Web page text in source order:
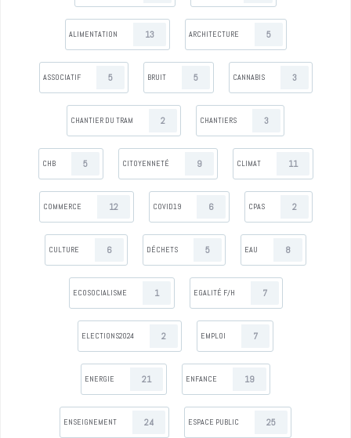
ALIMENTATION 13 ARCHITECTURE 5
ASSOCIATIF 5 BRUIT 5 CANNABIS 3
CHANTIER DU TRAM 2 CHANTIERS 3
CHB 5 CITOYENNETÉ 9 CLIMAT 11
COMMERCE 12 COVID19 6 CPAS 2
CULTURE 6 DÉCHETS 5 EAU 8
ECOSOCIALISME 1 EGALITÉ F/H 7
ELECTIONS2024 2 EMPLOI 7
ENERGIE 21 ENFANCE 19
ENSEIGNEMENT 24 ESPACE PUBLIC 25